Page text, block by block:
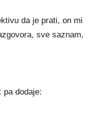
da je prati, on mi
sve saznam,
pa dodaje: